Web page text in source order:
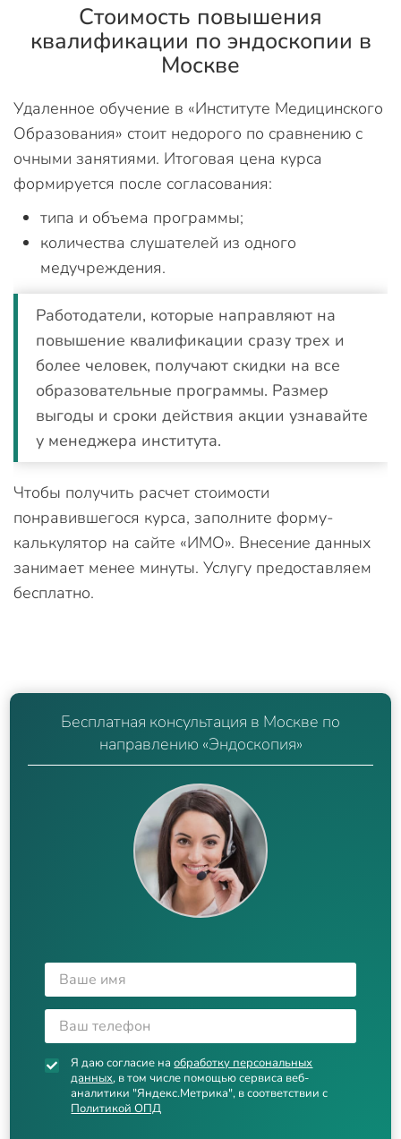
Стоимость повышения
квалификации по эндоскопии в
Москве
Удаленное обучение в «Институте Медицинского
Образования» стоит недорого по сравнению с
очными занятиями. Итоговая цена курса
формируется после согласования:
типа и объема программы;
количества слушателей из одного
медучреждения.
Работодатели, которые направляют на
повышение квалификации сразу трех и
более человек, получают скидки на все
образовательные программы. Размер
выгоды и сроки действия акции узнавайте
у менеджера института.
Чтобы получить расчет стоимости
понравившегося курса, заполните форму-
калькулятор на сайте «ИМО». Внесение данных
занимает менее минуты. Услугу предоставляем
бесплатно.
Бесплатная консультация в Москве по
направлению «Эндоскопия»
Я даю согласие наобработку персональных
данных, в том числе помощью сервиса веб-
аналитики "Яндекс.Метрика", в соответствии с
Политикой ОПД